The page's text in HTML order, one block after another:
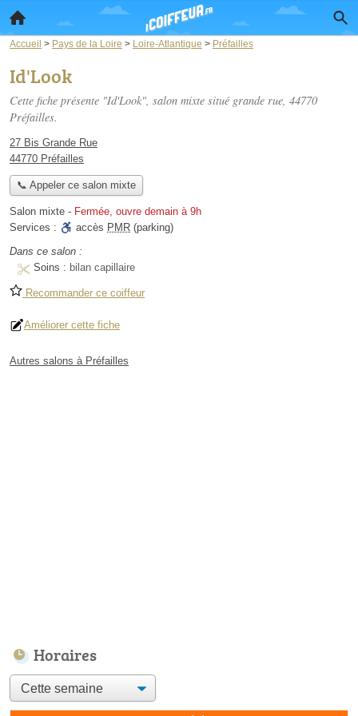
Accueil > Pays de la Loire > Loire-Atlantique > Préfailles
Id'Look
Cette fiche présente "Id'Look", salon mixte situé grande rue, 44770
Préfailles.
27 Bis Grande Rue
44770 Préfailles
📞 Appeler ce salon mixte
Salon mixte - Fermée, ouvre demain à 9h
Services :
accès PMR (parking)
Dans ce salon :
Soins : bilan capillaire
Recommander ce coiffeur
Améliorer cette fiche
Autres salons à Préfailles
Horaires